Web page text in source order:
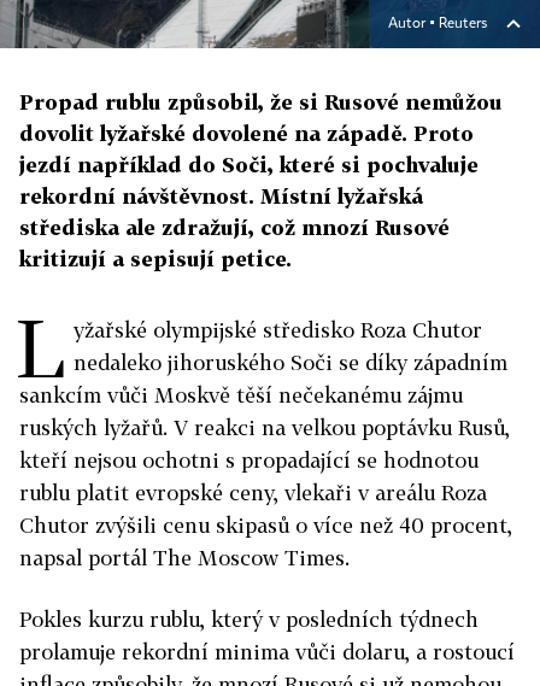
Autor ▪ Reuters
Propad rublu způsobil, že si Rusové nemůžou
dovolit lyžařské dovolené na západě. Proto
jezdí například do Soči, které si pochvaluje
rekordní návštěvnost. Místní lyžařská
střediska ale zdražují, což mnozí Rusové
kritizují a sepisují petice.
L yžařské olympijské středisko Roza Chutor
nedaleko jihoruského Soči se díky západním
sankcím vůči Moskvě těší nečekanému zájmu
ruských lyžařů. V reakci na velkou poptávku Rusů,
kteří nejsou ochotni s propadající se hodnotou
rublu platit evropské ceny, vlekaři v areálu Roza
Chutor zvýšili cenu skipasů o více než 40 procent,
napsal portál The Moscow Times.
Pokles kurzu rublu, který v posledních týdnech
prolamuje rekordní minima vůči dolaru, a rostoucí